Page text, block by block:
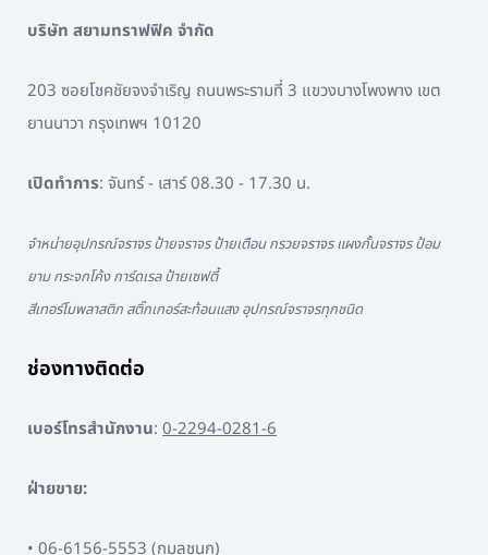
บริษัท สยามทราฟฟิค จำกัด
203 ซอยโชคชัยจงจำเริญ ถนนพระรามที่ 3 แขวงบางโพงพาง เขต
ยานนาวา กรุงเทพฯ 10120
เปิดทำการ: จันทร์ - เสาร์ 08.30 - 17.30 น.
จำหน่ายอุปกรณ์จราจร ป้ายจราจร ป้ายเตือน กรวยจราจร แผงกั้นจราจร ป้อม
ยาม กระจกโค้ง การ์ดเรล ป้ายเซฟตี้
สีเทอร์โมพลาสติก สติ๊กเกอร์สะท้อนแสง อุปกรณ์จราจรทุกชนิด
ช่องทางติดต่อ
เบอร์โทรสำนักงาน: 0-2294-0281-6
ฝ่ายขาย:
• 06-6156-5553(กมลชนก)